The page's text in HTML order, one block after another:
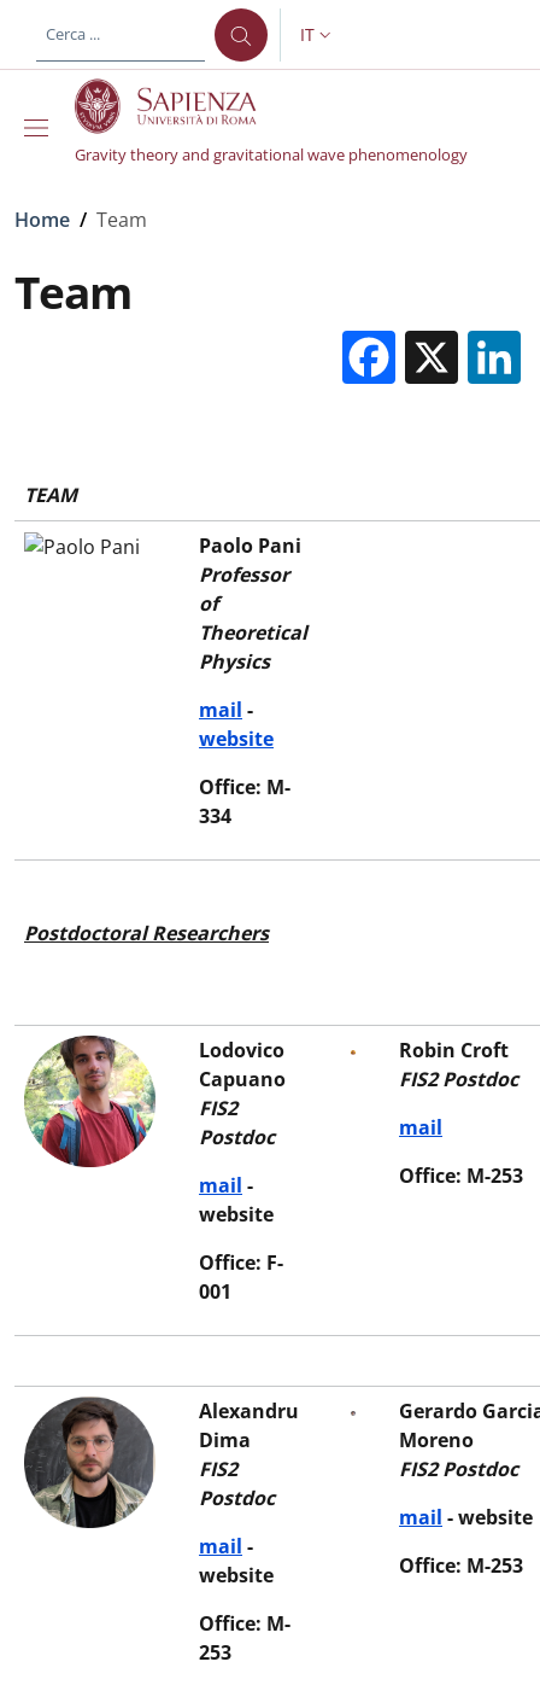
al contenuto principale
SELETTORE LINGUA:
IT
Gravity theory and gravitational wave phenomenology
Briciole di pane
Home / Team
Team
X
TEAM
Paolo Pani
Professor
of
Theoretical
Physics
mail -
website
Office: M-
334
Postdoctoral Researchers
Lodovico
Capuano
FIS2
Postdoc
mail -
website
Office: F-
001
Robin Croft
FIS2 Postdoc
mail
Office: M-253
Alexandru
Dima
FIS2
Postdoc
mail -
website
Office: M-
253
Gerardo
Moreno
FIS2 Postdoc
mail - website
Office: M-253